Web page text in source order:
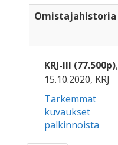
Omistajahistoria
KRJ-III (77.500p),
15.10.2020, KRJ
Tarkemmat
kuvaukset
palkinnoista